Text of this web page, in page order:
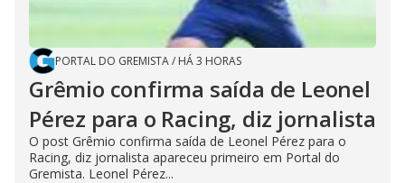
PORTAL DO GREMISTA/ HÁ 3 HORAS
Grêmio confirma saída de Leonel
Pérez para o Racing, diz jornalista
O post Grêmio confirma saída de Leonel Pérez para o
Racing, diz jornalista apareceu primeiro em Portal do
Gremista. Leonel Pérez...